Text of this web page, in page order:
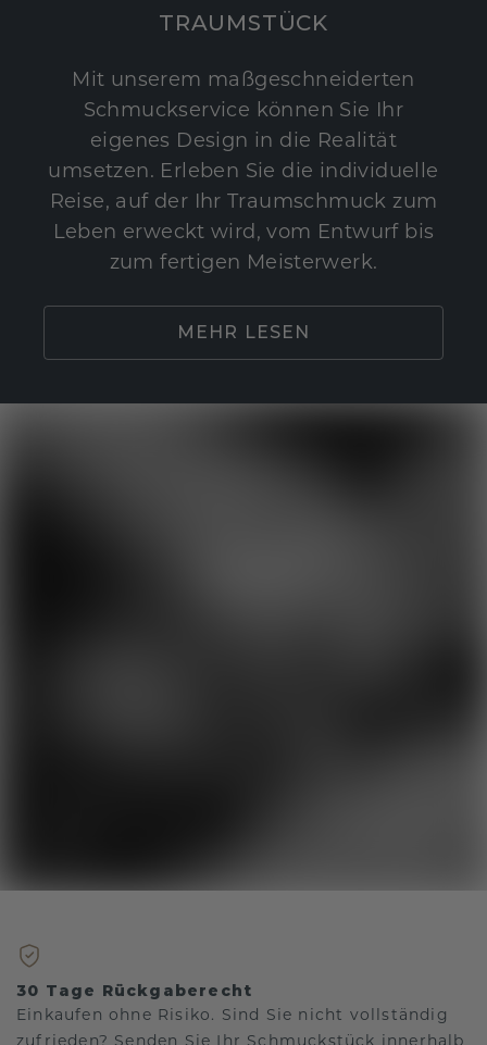
TRAUMSTÜCK
Mit unserem maßgeschneiderten
Schmuckservice können Sie Ihr
eigenes Design in die Realität
umsetzen. Erleben Sie die individuelle
Reise, auf der Ihr Traumschmuck zum
Leben erweckt wird, vom Entwurf bis
zum fertigen Meisterwerk.
MEHR LESEN
30 Tage Rückgaberecht
Einkaufen ohne Risiko. Sind Sie nicht vollständig